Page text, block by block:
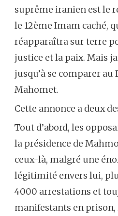
suprême iranien est le
le 12ème Imam caché,
réapparaîtra sur terre
justice et la paix. Mais
jusqu’à se comparer au
Mahomet.
Cette annonce a deux
Tout d’abord, les
la présidence de
ceux-là, malgré une
légitimité envers lui,
4000 arrestations et
manifestants en prison,